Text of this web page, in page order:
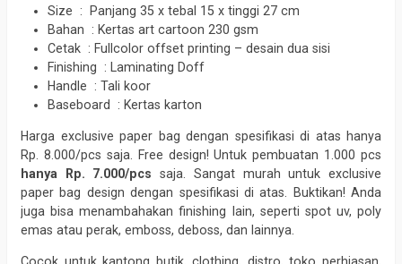
Size : Panjang 35 x tebal 15 x tinggi 27 cm
Bahan : Kertas art cartoon 230 gsm
Cetak : Fullcolor offset printing – desain dua sisi
Finishing : Laminating Doff
Handle : Tali koor
Baseboard : Kertas karton
Harga exclusive paper bag dengan spesifikasi di atas hanya
Rp. 8.000/pcs saja. Free design! Untuk pembuatan 1.000 pcs
hanya Rp. 7.000/pcs saja. Sangat murah untuk exclusive
paper bag design dengan spesifikasi di atas. Buktikan! Anda
juga bisa menambahakan finishing lain, seperti spot uv, poly
emas atau perak, emboss, deboss, dan lainnya.